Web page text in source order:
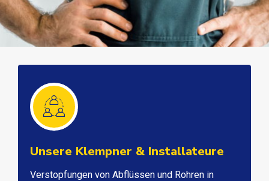
Unsere Klempner & Installateure
Verstopfungen von Abflüssen und Rohren in